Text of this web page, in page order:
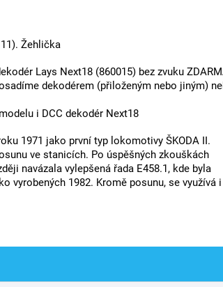
Žehlička
Lays Next18 (860015) bez zvuku
dekodérem (přiloženým nebo jiným)
i DCC dekodér Next18
1971 jako první typ lokomotivy ŠKODA II.
ve stanicích. Po úspěšných zkouškách
navázala vylepšená řada E458.1, kde byla
vyrobených 1982. Kromě posunu, se využívá